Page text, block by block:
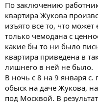
По заключению
квартира Жукова
изъято все то, что
только чемодана с
какие бы то ни было
квартира приведена в
лишнего в ней не было.
В ночь с 8 на 9 января
обыск на даче Жукова,
под Москвой. В